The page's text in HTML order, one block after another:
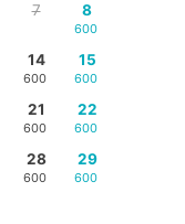
7 8
600
14
600
15
600
21
600
22
600
28
600
29
600